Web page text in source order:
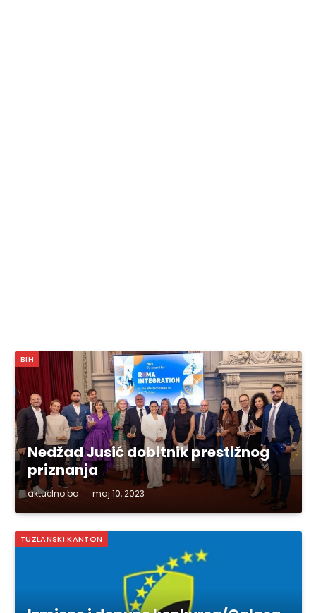
BIH
Nedžad Jusić dobitnik prestižnog
priznanja
aktuelno.ba maj 10, 2023
TUZLANSKI KANTON